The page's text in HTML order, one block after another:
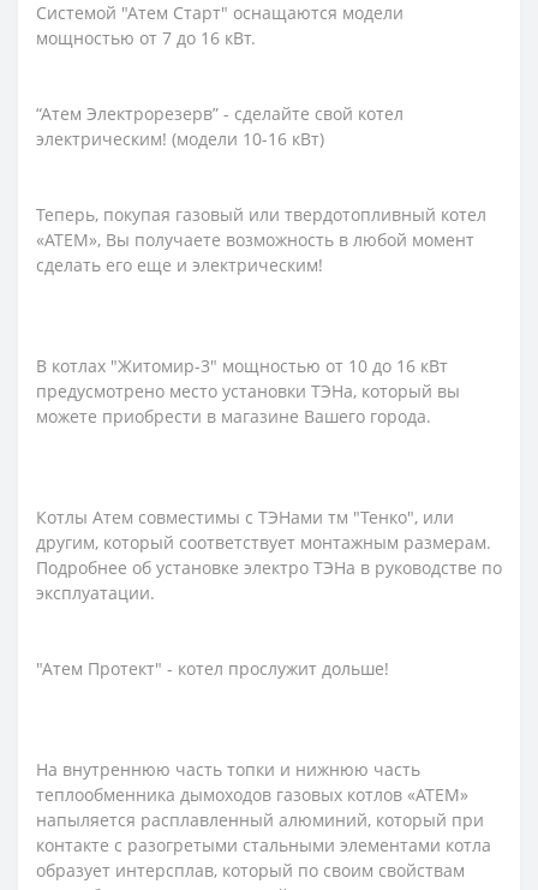
Системой "Атем Старт" оснащаются модели
мощностью от 7 до 16 кВт.
“Атем Электрорезерв” - сделайте свой котел
электрическим! (модели 10-16 кВт)
Теперь, покупая газовый или твердотопливный котел
«АТЕМ», Вы получаете возможность в любой момент
сделать его еще и электрическим!
В котлах "Житомир-3" мощностью от 10 до 16 кВт
предусмотрено место установки ТЭНа, который вы
можете приобрести в магазине Вашего города.
Котлы Атем совместимы с ТЭНами тм "Тенко", или
другим, который соответствует монтажным размерам.
Подробнее об установке электро ТЭНа в руководстве по
эксплуатации.
"Атем Протект" - котел прослужит дольше!
На внутреннюю часть топки и нижнюю часть
теплообменника дымоходов газовых котлов «АТЕМ»
напыляется расплавленный алюминий, который при
контакте с разогретыми стальными элементами котла
образует интерсплав, который по своим свойствам